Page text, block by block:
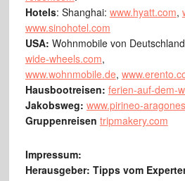
Hotels: Shanghai: www.hyatt.com,
www.sinohotel.com
USA: Wohnmobile von
wide-wheels.com,
www.wohnmobile.de,
Hausbootreisen: ferien-auf-dem-
Jakobsweg: www.pirineo-
Gruppenreisen tripmakery.com
Impressum:
Herausgeber: Tipps vom